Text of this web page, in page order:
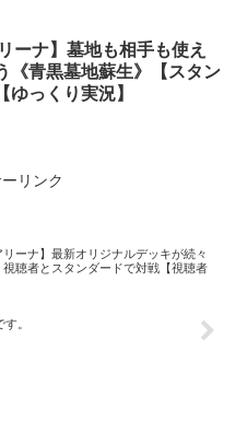
ーナ】墓地も相手も使え
《青黒墓地蘇生》【スタン
ゆっくり実況】
リンク
リーナ】最新オリジナルデッキが続々
視聴者とスタンダードで対戦【視聴者
。